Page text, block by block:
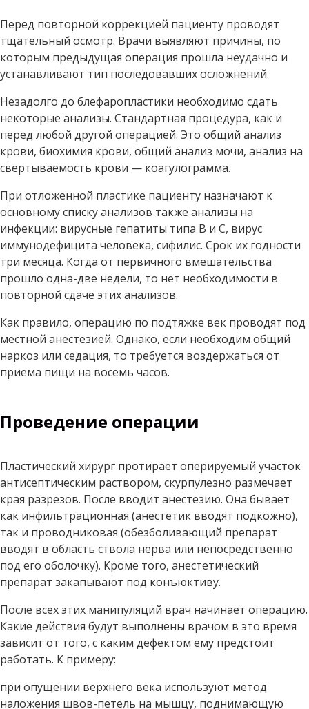
Перед повторной коррекцией пациенту проводят
тщательный осмотр. Врачи выявляют причины, по
которым предыдущая операция прошла неудачно и
устанавливают тип последовавших осложнений.
Незадолго до блефаропластики необходимо сдать
некоторые анализы. Стандартная процедура, как и
перед любой другой операцией. Это общий анализ
крови, биохимия крови, общий анализ мочи, анализ на
свёртываемость крови — коагулограмма.
При отложенной пластике пациенту назначают к
основному списку анализов также анализы на
инфекции: вирусные гепатиты типа В и С, вирус
иммунодефицита человека, сифилис. Срок их годности
три месяца. Когда от первичного вмешательства
прошло одна-две недели, то нет необходимости в
повторной сдаче этих анализов.
Как правило, операцию по подтяжке век проводят под
местной анестезией. Однако, если необходим общий
наркоз или седация, то требуется воздержаться от
приема пищи на восемь часов.
Проведение операции
Пластический хирург протирает оперируемый участок
антисептическим раствором, скурпулезно размечает
края разрезов. После вводит анестезию. Она бывает
как инфильтрационная (анестетик вводят подкожно),
так и проводниковая (обезболивающий препарат
вводят в область ствола нерва или непосредственно
под его оболочку). Кроме того, анестетический
препарат закапывают под конъюктиву.
После всех этих манипуляций врач начинает операцию.
Какие действия будут выполнены врачом в это время
зависит от того, с каким дефектом ему предстоит
работать. К примеру:
при опущении верхнего века используют метод
наложения швов-петель на мышцу, поднимающую